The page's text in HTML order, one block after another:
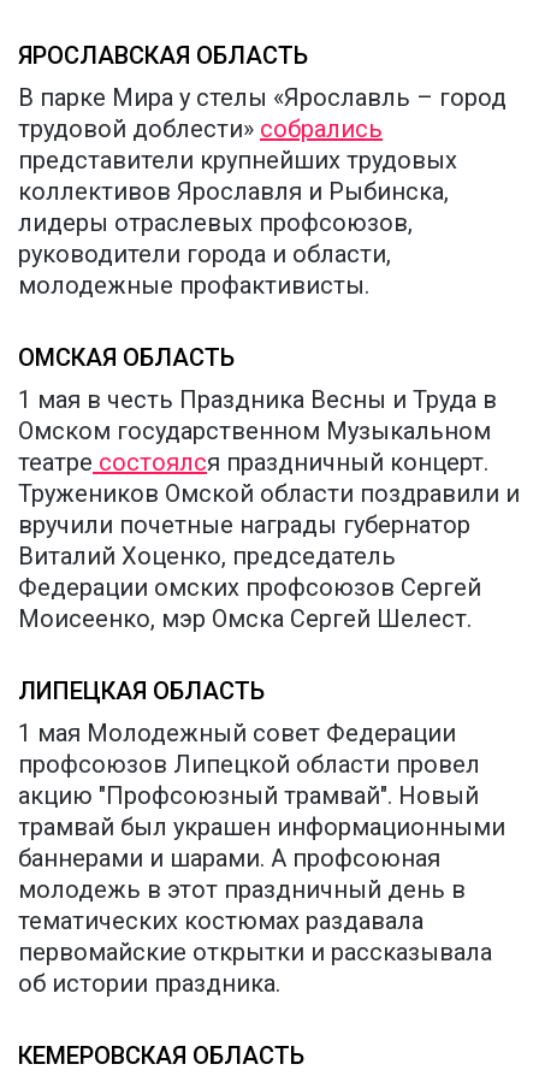
ЯРОСЛАВСКАЯ ОБЛАСТЬ
В парке Мира у стелы «Ярославль – город
трудовой доблести» собрались
представители крупнейших трудовых
коллективов Ярославля и Рыбинска,
лидеры отраслевых профсоюзов,
руководители города и области,
молодежные профактивисты.
ОМСКАЯ ОБЛАСТЬ
1 мая в честь Праздника Весны и Труда в
Омском государственном Музыкальном
театре состоялся праздничный концерт.
Тружеников Омской области поздравили и
вручили почетные награды губернатор
Виталий Хоценко, председатель
Федерации омских профсоюзов Сергей
Моисеенко, мэр Омска Сергей Шелест.
ЛИПЕЦКАЯ ОБЛАСТЬ
1 мая Молодежный совет Федерации
профсоюзов Липецкой области провел
акцию "Профсоюзный трамвай". Новый
трамвай был украшен информационными
баннерами и шарами. А профсоюная
молодежь в этот праздничный день в
тематических костюмах раздавала
первомайские открытки и рассказывала
об истории праздника.
КЕМЕРОВСКАЯ ОБЛАСТЬ